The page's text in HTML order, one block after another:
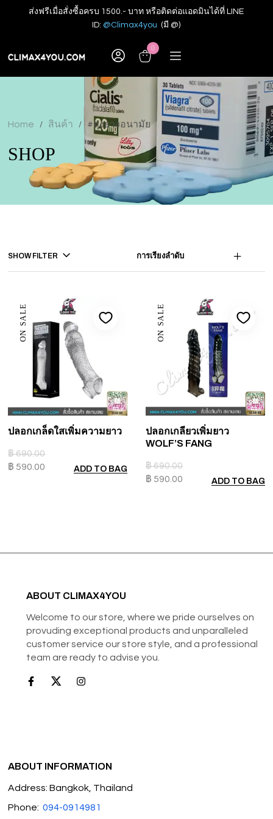
ส่งฟรีเมื่อสั่งซื้อครบ 1500.- บาท หรือติดต่อแอดมินได้ที่ LINE
ID: @Climax4you (มี @)
0
Home / สินค้า / #ถุงยางอนามัย
SHOP
SHOW FILTER การเรียงลำดับ
ON SALE
ปลอกเกล็ดใสเพิ่มความยาว
฿690.00
฿ 590.00 ADD TO BAG
ON SALE
ปลอกเกลียวเพิ่มยาว
WOLF’S FANG
฿690.00
฿ 590.00 ADD TO BAG
ABOUT CLIMAX4YOU
Welcome to our store, where we pride ourselves on
provuding exceptional products and unparalleled
customer service our store style, and a professional
team are ready to advise you.
ABOUT INFORMATION
Address: Bangkok, Thailand
Phone: 094-0914981